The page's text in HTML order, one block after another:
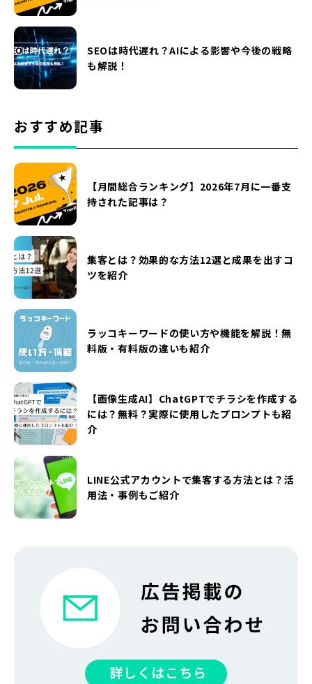
SEOは時代遅れ？AIによる影響や今後の戦略
も解説！
おすすめ記事
【月間総合ランキング】2026年7月に一番支
持された記事は？
集客とは？効果的な方法12選と成果を出すコ
ツを紹介
ラッコキーワードの使い方や機能を解説！無
料版・有料版の違いも紹介
【画像生成AI】ChatGPTでチラシを作成する
には？無料？実際に使用したプロンプトも紹
介
LINE公式アカウントで集客する方法とは？活
用法・事例もご紹介